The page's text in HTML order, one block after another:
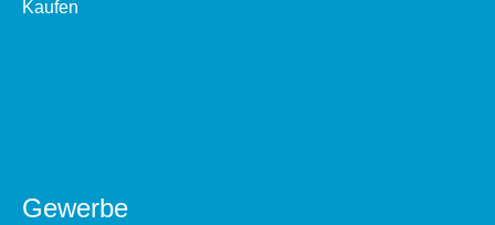
Kaufen
Gewerbe